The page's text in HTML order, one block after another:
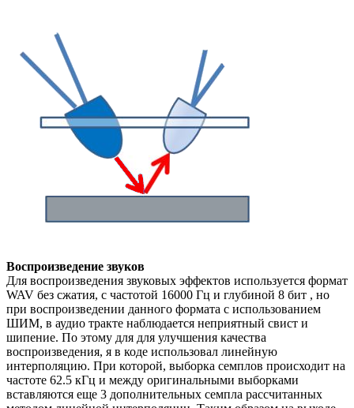
Воспроизведение звуков
Для воспроизведения звуковых эффектов используется формат
WAV без сжатия, с частотой 16000 Гц и глубиной 8 бит , но
при воспроизведении данного формата с использованием
ШИМ, в аудио тракте наблюдается неприятный свист и
шипение. По этому для для улучшения качества
воспроизведения, я в коде использовал линейную
интерполяцию. При которой, выборка семплов происходит на
частоте 62.5 кГц и между оригинальными выборками
вставляются еще 3 дополнительных семпла рассчитанных